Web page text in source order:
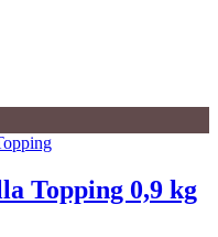
Topping 0,9 kg